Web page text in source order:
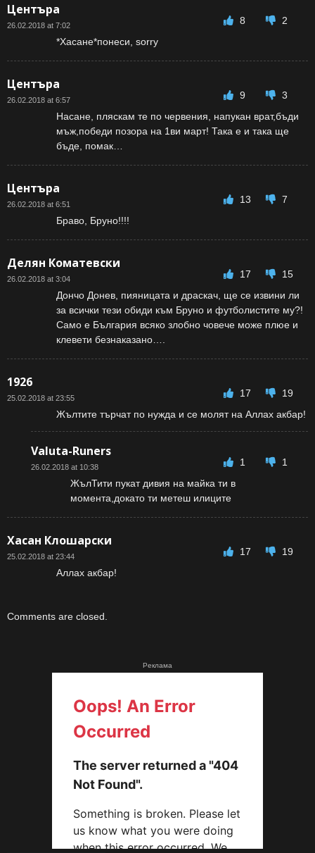
Центъра
26.02.2018 at 7:02 8
2
*Хасане*понеси, sorry
Центъра
26.02.2018 at 6:57 9
3
Насане, пляскам те по червения, напукан врат,бъди
мъж,победи позора на 1ви март! Така е и така ще
бъде, помак…
Центъра
26.02.2018 at 6:51 13
7
Браво, Бруно!!!!
Делян Коматевски
26.02.2018 at 3:04 17
15
Дончо Донев, пияницата и драскач, ще се извини ли
за всички тези обиди към Бруно и футболистите му?!
Само е България всяко злобно човече може плюе и
клевети безнаказано….
1926
25.02.2018 at 23:55 17
19
Жълтите търчат по нужда и се молят на Аллах акбар!
Valuta-Runers
26.02.2018 at 10:38 1
1
ЖълТити пукат дивия на майка ти в
момента,докато ти метеш илиците
Хасан Клошарски
25.02.2018 at 23:44 17
19
Аллах акбар!
Comments are closed.
Реклама